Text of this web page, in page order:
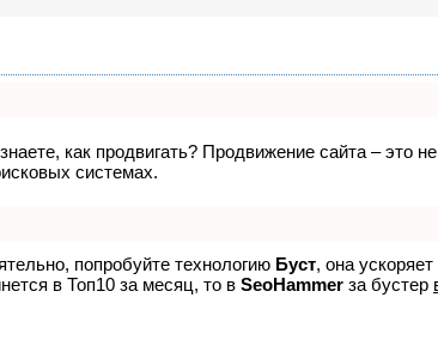
как продвигать? Продвижение сайта –
системах.
попробуйте технологию Буст, она
в Топ10 за месяц, то в SeoHammer за бустер